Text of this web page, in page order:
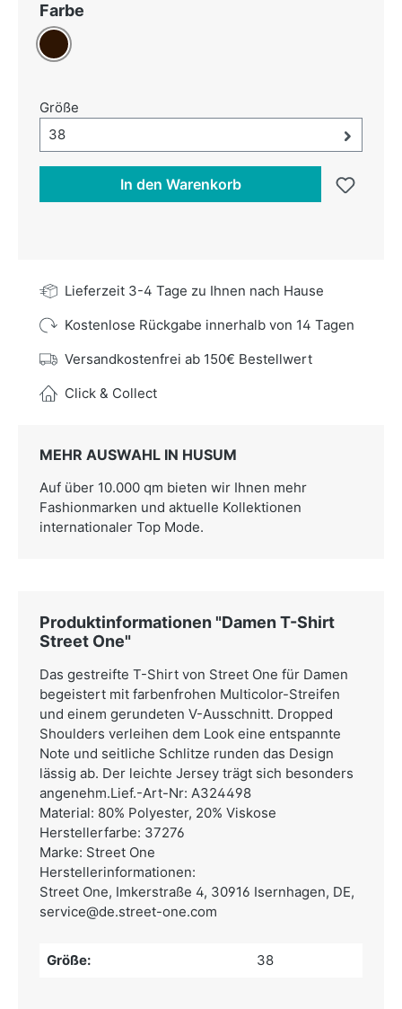
Farbe
Dunkelbraun
Größe
Größe-Auswahl öffnen, aktuell ausgewählt:
38
In den Warenkorb
Lieferzeit 3-4 Tage zu Ihnen nach Hause
Kostenlose Rückgabe innerhalb von 14 Tagen
Versandkostenfrei ab 150€ Bestellwert
Click & Collect
MEHR AUSWAHL IN HUSUM
Auf über 10.000 qm bieten wir Ihnen mehr
Fashionmarken und aktuelle Kollektionen
internationaler Top Mode.
Produktinformationen "Damen T-Shirt
Street One"
Das gestreifte T-Shirt von Street One für Damen
begeistert mit farbenfrohen Multicolor-Streifen
und einem gerundeten V-Ausschnitt. Dropped
Shoulders verleihen dem Look eine entspannte
Note und seitliche Schlitze runden das Design
lässig ab. Der leichte Jersey trägt sich besonders
angenehm.Lief.-Art-Nr: A324498
Material: 80% Polyester, 20% Viskose
Herstellerfarbe: 37276
Marke: Street One
Herstellerinformationen:
Street One, Imkerstraße 4, 30916 Isernhagen, DE,
service@de.street-one.com
Größe: 38